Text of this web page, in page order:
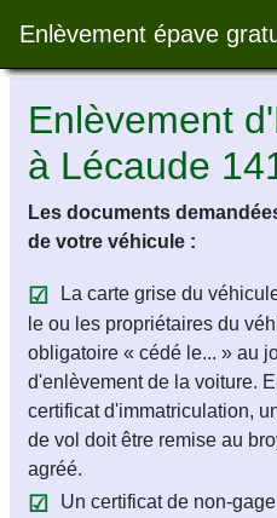
Enlèvement épave
Enlèvement
à Lécaude
Les documents
de votre véhicule :
La carte grise du
le ou les propriétaires du
obligatoire « cédé le... » au
d'enlèvement de la voiture.
certificat d'immatriculation,
de vol doit être remise au
agréé.
Un certificat de non-